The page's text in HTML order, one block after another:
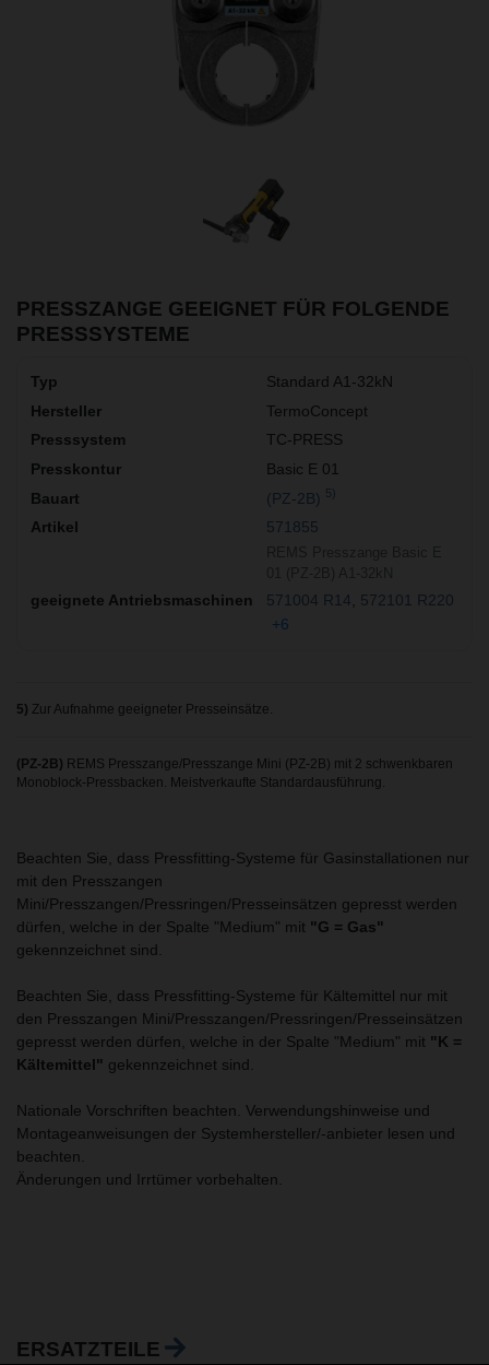
PRESSZANGE GEEIGNET FÜR FOLGENDE
PRESSSYSTEME
Standard A1-32kN
TermoConcept
TC-PRESS
Basic E 01
(PZ-2B) 5)
571855
571004 R14
572101 R220
+6
5) Zur Aufnahme geeigneter Presseinsätze.
(PZ-2B) REMS Presszange/Presszange Mini (PZ-2B) mit 2 schwenkbaren
Monoblock-Pressbacken. Meistverkaufte Standardausführung.
Beachten Sie, dass Pressfitting-Systeme für Gasinstallationen nur
mit den Presszangen
Mini/Presszangen/Pressringen/Presseinsätzen gepresst werden
dürfen, welche in der Spalte "Medium" mit "G = Gas"
gekennzeichnet sind.
Beachten Sie, dass Pressfitting-Systeme für Kältemittel nur mit
den Presszangen Mini/Presszangen/Pressringen/Presseinsätzen
gepresst werden dürfen, welche in der Spalte "Medium" mit "K =
Kältemittel" gekennzeichnet sind.
Nationale Vorschriften beachten. Verwendungshinweise und
Montageanweisungen der Systemhersteller/-anbieter lesen und
beachten.
Änderungen und Irrtümer vorbehalten.
ERSATZTEILE